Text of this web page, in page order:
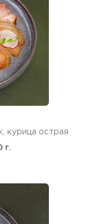
курица острая
г.